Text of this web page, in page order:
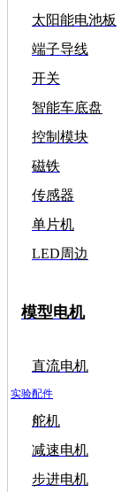
太阳能电池板
端子导线
开关
智能车底盘
控制模块
磁铁
传感器
单片机
LED周边
模型电机
直流电机
实验配件
舵机
减速电机
步进电机